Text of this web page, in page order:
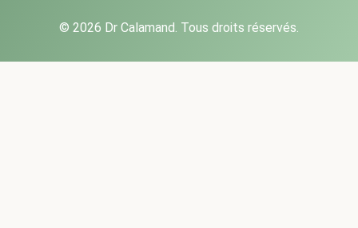
© 2026 Dr Calamand. Tous droits réservés.